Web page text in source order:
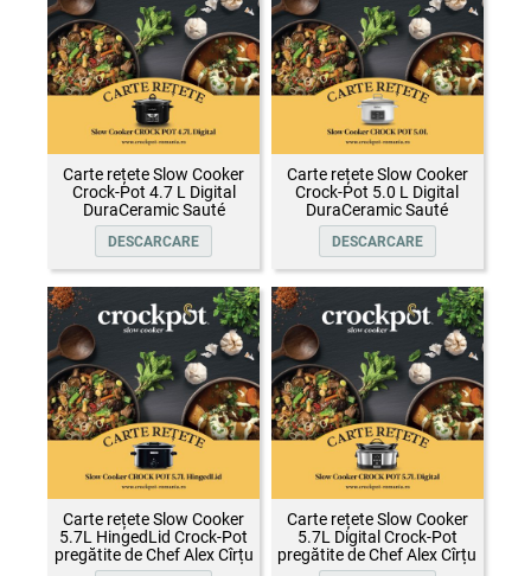
Carte rețete Slow Cooker
Crock-Pot 4.7 L Digital
DuraCeramic Sauté
DESCARCARE
Carte rețete Slow Cooker
Crock-Pot 5.0 L Digital
DuraCeramic Sauté
DESCARCARE
Carte rețete Slow Cooker
5.7L HingedLid Crock-Pot
pregătite de Chef Alex Cîrțu
Carte rețete Slow Cooker
5.7L Digital Crock-Pot
pregătite de Chef Alex Cîrțu